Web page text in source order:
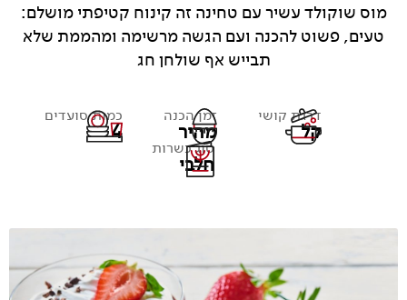
מוס שוקולד עשיר עם טחינה זה קינוח קטיפתי מושלם:
טעים, פשוט להכנה ועם הגשה מרשימה ומהממת שלא
תבייש אף שולחן חג
דרגת קושי
קל
זמן הכנה
מהיר
כמות סועדים
4
סוג כשרות
חלבי